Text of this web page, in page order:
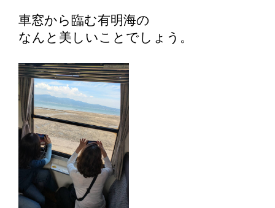
車窓から臨む有明海の
なんと美しいことでしょう。